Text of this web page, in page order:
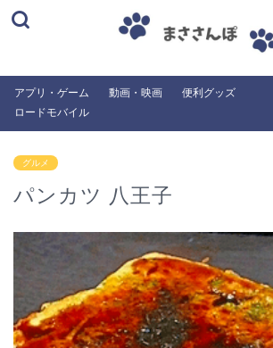
アプリ・ゲーム
ロードモバイル
動画・映画 便利グッズ
グルメ
パンカツ 八王子